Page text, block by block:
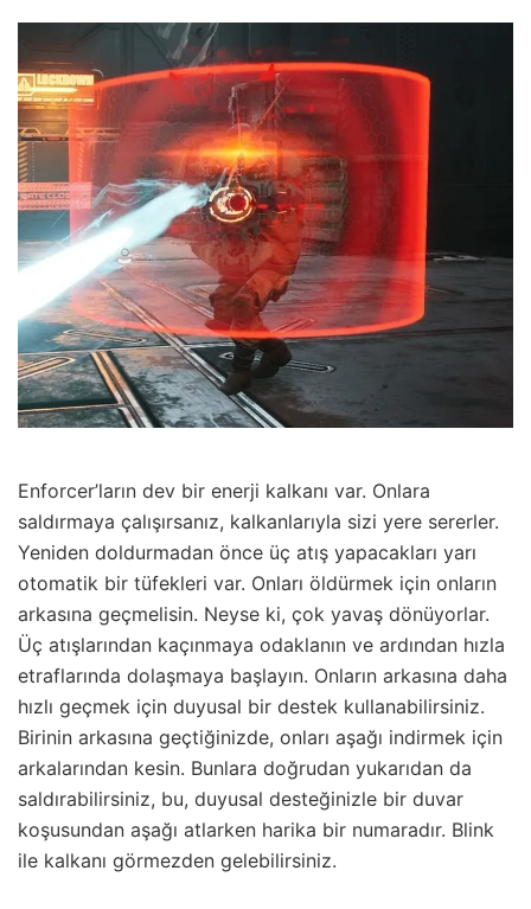
Enforcer’ların dev bir enerji kalkanı var. Onlara
saldırmaya çalışırsanız, kalkanlarıyla sizi yere sererler.
Yeniden doldurmadan önce üç atış yapacakları yarı
otomatik bir tüfekleri var. Onları öldürmek için onların
arkasına geçmelisin. Neyse ki, çok yavaş dönüyorlar.
Üç atışlarından kaçınmaya odaklanın ve ardından hızla
etraflarında dolaşmaya başlayın. Onların arkasına daha
hızlı geçmek için duyusal bir destek kullanabilirsiniz.
Birinin arkasına geçtiğinizde, onları aşağı indirmek için
arkalarından kesin. Bunlara doğrudan yukarıdan da
saldırabilirsiniz, bu, duyusal desteğinizle bir duvar
koşusundan aşağı atlarken harika bir numaradır. Blink
ile kalkanı görmezden gelebilirsiniz.